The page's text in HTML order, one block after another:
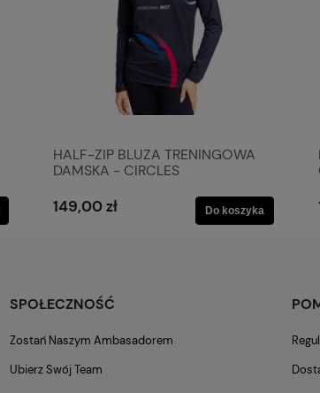
HALF-ZIP BLUZA TRENINGOWA
DAMSKA - CIRCLES
149,00 zł Do koszyka
SPOŁECZNOŚĆ
Zostań Naszym Ambasadorem
Ubierz Swój Team